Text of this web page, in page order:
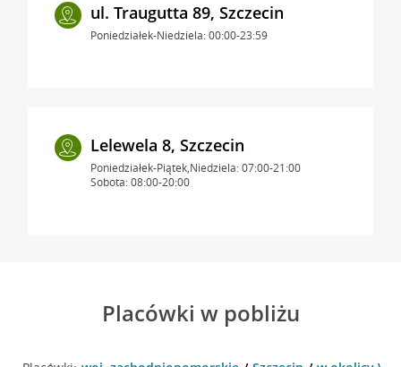
ul. Traugutta 89, Szczecin
Poniedziałek-Niedziela: 00:00-23:59
Lelewela 8, Szczecin
Poniedziałek-Piątek,Niedziela: 07:00-21:00
Sobota: 08:00-20:00
Placówki w pobliżu